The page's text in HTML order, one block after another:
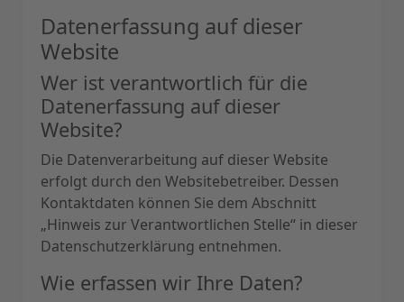
Datenerfassung auf dieser
Website
Wer ist verantwortlich für die
Datenerfassung auf dieser
Website?
Die Datenverarbeitung auf dieser Website
erfolgt durch den Websitebetreiber. Dessen
Kontaktdaten können Sie dem Abschnitt
„Hinweis zur Verantwortlichen Stelle“ in dieser
Datenschutzerklärung entnehmen.
Wie erfassen wir Ihre Daten?